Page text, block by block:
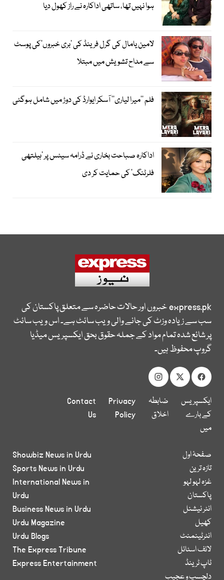
ہوا نہیں تھا، ساتھی اداکارہ نے راز کھول دیا
لامین یامال کی گرل فرینڈ کی ’بری خبروں‘کی پوسٹ
سے مداح تشویش میں مبتلا
فلم ’’میرا لیاری‘‘ آسکر ایوارڈ کی دوڑ میں شامل ہوگئی
اداکارہ صباحت بخاری نے ڈرامہ سیٹس پر ’ہیلتھی
فلرٹنگ‘ کی حمایت کر دی
express.pkخبروں اور حالات حاضرہ سے متعلق پاکستان کی
سب سے زیادہ وزٹ کی جانے والی ویب سائٹ ہے۔ اس ویب سائٹ
پر شائع شدہ تمام مواد کے جملہ حقوق بحق ایکسپریس میڈیا
گروپ محفوظ ہیں۔
ایکسپریس
کے بارے
میں
ضابطہ
اخلاق
Privacy
Policy
Contact
Us
صفحۂ اول
تازہ ترین
غزہ لہو لہو
پاکستان
انٹر نیشنل
کھیل
انٹرٹینمنٹ
لائف اسٹائل
ٹاپ ٹرینڈ
دلچسپ و عجیب
Showbiz News in Urdu
Sports News in Urdu
International News in
Urdu
Business News in Urdu
Urdu Magazine
Urdu Blogs
The Express Tribune
Express Entertainment